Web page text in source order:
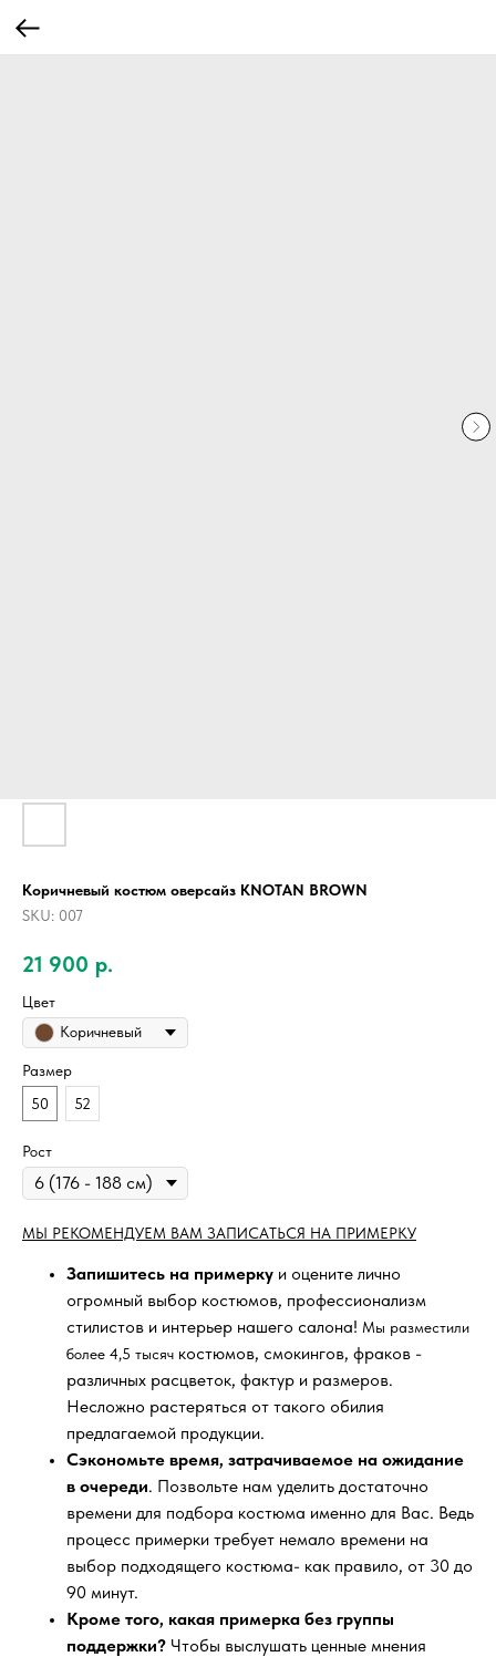
Коричневый костюм оверсайз KNOTAN BROWN
SKU: 007
21 900 р.
Цвет
Коричневый
Размер
50
52
Рост
МЫ РЕКОМЕНДУЕМ ВАМ ЗАПИСАТЬСЯ НА ПРИМЕРКУ
Запишитесь на примерку и оцените лично
огромный выбор костюмов, профессионализм
стилистов и интерьер нашего салона! Мы разместили
более 4,5 тысяч костюмов, смокингов, фраков -
различных расцветок, фактур и размеров.
Несложно растеряться от такого обилия
предлагаемой продукции.
Сэкономьте время, затрачиваемое на ожидание
в очереди. Позвольте нам уделить достаточно
времени для подбора костюма именно для Вас. Ведь
процесс примерки требует немало времени на
выбор подходящего костюма- как правило, от 30 до
90 минут.
Кроме того, какая примерка без группы
поддержки? Чтобы выслушать ценные мнения